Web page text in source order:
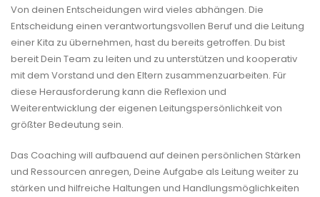
Von deinen Entscheidungen wird vieles abhängen. Die
Entscheidung einen verantwortungsvollen Beruf und die Leitung
einer Kita zu übernehmen, hast du bereits getroffen. Du bist
bereit Dein Team zu leiten und zu unterstützen und kooperativ
mit dem Vorstand und den Eltern zusammenzuarbeiten. Für
diese Herausforderung kann die Reflexion und
Weiterentwicklung der eigenen Leitungspersönlichkeit von
größter Bedeutung sein.
Das Coaching will aufbauend auf deinen persönlichen Stärken
und Ressourcen anregen, Deine Aufgabe als Leitung weiter zu
stärken und hilfreiche Haltungen und Handlungsmöglichkeiten